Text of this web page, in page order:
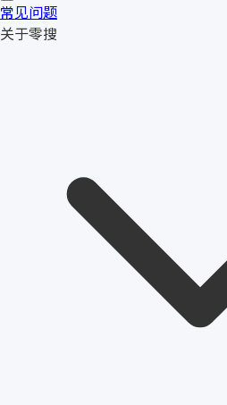
常见问题
关于零搜